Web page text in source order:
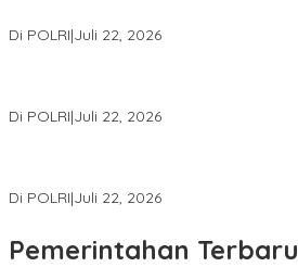
Di POLRI|Juli 22, 2026
Di POLRI|Juli 22, 2026
Di POLRI|Juli 22, 2026
Pemerintahan Terbaru